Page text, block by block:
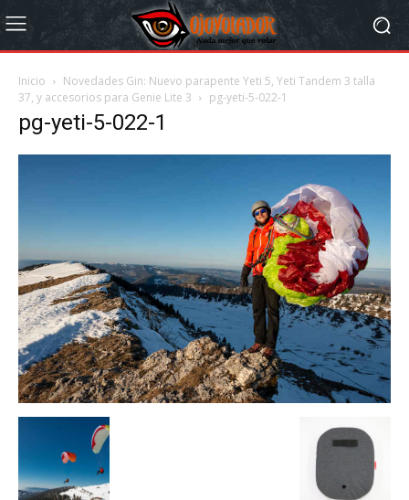
Inicio
Novedades Gin: Nuevo parapente Yeti 5, Yeti Tandem 3 talla
37, y accesorios para Genie Lite 3
pg-yeti-5-022-1
pg-yeti-5-022-1